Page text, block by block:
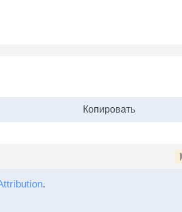
Копировать
.